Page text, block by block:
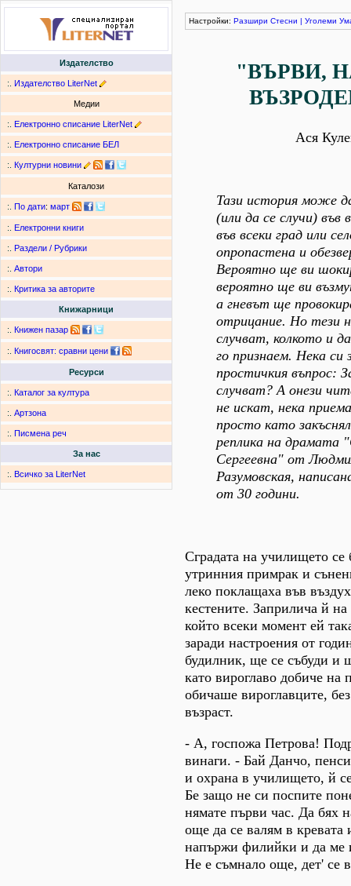
Издателство
:. Издателство LiterNet
Медии
:. Електронно списание LiterNet
:. Електронно списание БЕЛ
:. Културни новини
Каталози
:. По дати: март
:. Електронни книги
:. Раздели / Рубрики
:. Автори
:. Критика за авторите
Книжарници
:. Книжен пазар
:. Книгосвят: сравни цени
Ресурси
:. Каталог за култура
:. Артзона
:. Писмена реч
За нас
:. Всичко за LiterNet
Настройки: Разшири Стесни | Уголеми
"ВЪРВИ,
Ася
Тази история може
(или да се случи) във
във всеки град или
опропастена и
Вероятно ще ви
вероятно ще ви
а гневът ще
отрицание. Но тези
случват, колкото и
го признаем. Нека си
простичкия въпрос:
случват? А онези
не искат, нека
просто като
реплика на драмата
Сергеевна" от
Разумовская,
от 30 години.
Сградата на училището се
утринния примрак и
леко поклащаха във
кестените. Заприлича й
който всеки момент ей
заради настроения от
будилник, ще се събуди и
като вироглаво добиче
обичаше вироглавците,
възраст.
- А, госпожа Петрова!
винаги. - Бай Данчо,
и охрана в училището, й
Бе защо не си поспите
нямате първи час. Да бях
още да се валям в кревата
напържи филийки и да ме
Не е съмнало още, дет' се